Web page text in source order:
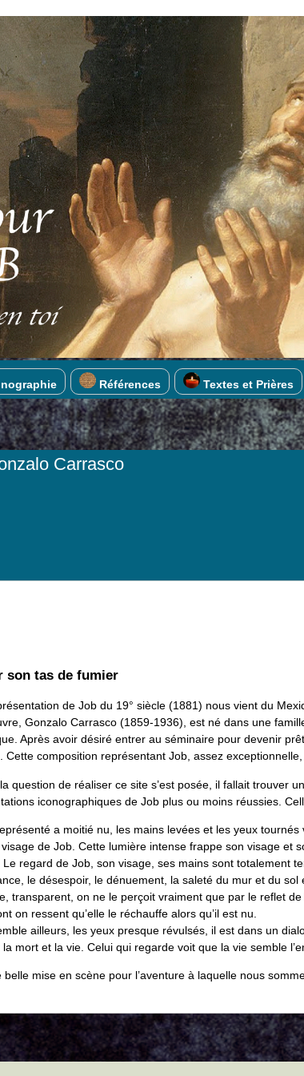
Références Textes et Prières
Carrasco
son tas de fumier
de Job du 19° siècle (1881) nous vient du
Gonzalo Carrasco (1859-1936), est né dans une
Après avoir désiré entrer au séminaire pour devenir
Cette composition représentant Job, assez
question de réaliser ce site s’est posée, il fallait trouver
iconographiques de Job plus ou moins réussies.
a moitié nu, les mains levées et les yeux
de Job. Cette lumière intense frappe son visage et
regard de Job, son visage, ses mains sont totalement
le désespoir, le dénuement, la saleté du mur et du
transparent, on ne le perçoit vraiment que par le reflet
on ressent qu’elle le réchauffe alors qu’il est nu.
ailleurs, les yeux presque révulsés, il est dans un
mort et la vie. Celui qui regarde voit que la vie semble
belle mise en scène pour l’aventure à laquelle nous